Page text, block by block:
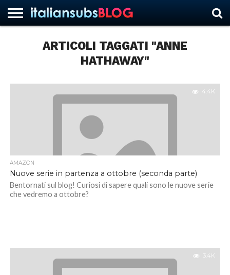
ARTICOLI TAGGATI "ANNE
HATHAWAY"
4.4K
AMAZON
Nuove serie in partenza a ottobre (seconda parte)
Bentornati sul blog! Curiosi di sapere quali sono le nuove serie
che vedremo a ottobre?
3.4K